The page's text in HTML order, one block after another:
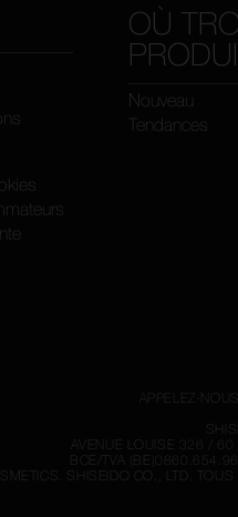
OÙ
Nouveau
Tendances
APPELEZ-
AVENUE LOUISE 326 /
BCE/TVA
SHISEIDO CO., LTD.